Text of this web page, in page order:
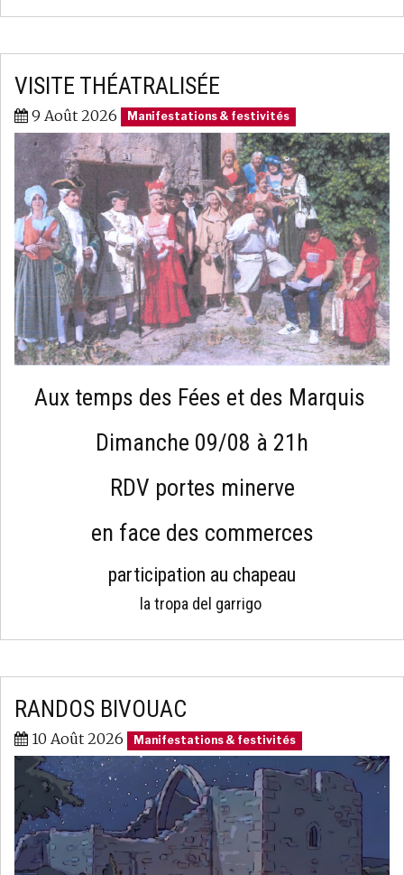
VISITE THÉATRALISÉE
9 Août 2026 Manifestations & festivités
Aux temps des Fées et des Marquis
Dimanche 09/08 à 21h
RDV portes minerve
en face des commerces
participation au chapeau
la tropa del garrigo
RANDOS BIVOUAC
10 Août 2026 Manifestations & festivités